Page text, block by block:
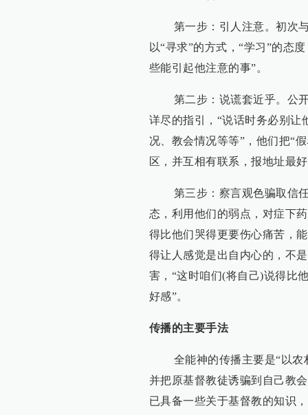
第一步：引人注意。初次与
以“寻求”的方式，“学习”的态
些能引起他注意的事”。
第二步：说谎套近乎。公开
详尽的指引，“说话时务必别
况、教会情况等等”，他们把“
区，并互相有联系，报地址最
第三步：察言观色骗取信任
态，利用他们的弱点，对症下
得比他们哭得更要伤心痛苦，
得让人感觉是出自内心的，不
害，“这时咱们(将自己)说得比
好感”。
传播的主要手法
全能神的传播主要是“以农
并把原基督教徒诱骗到自己教
已具备一些关于基督教的知识